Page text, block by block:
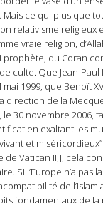
Mais ce qui plus que
relativisme
vraie religion,
du Coran
culte. Que Jean-Paul
1999, que Benoît
direction de la
30 novembre 2006,
en exaltant les
et
de Vatican II,], cela
Si l’Europe n’a pas
de l’Islam
fondamentaux de